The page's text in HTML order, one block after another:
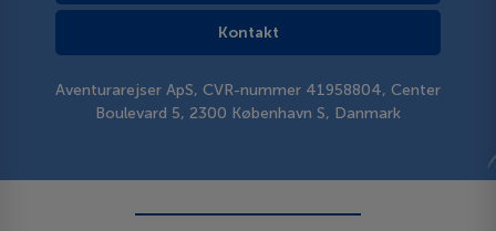
Kontakt
Aventurarejser ApS, CVR-nummer 41958804, Center
Boulevard 5, 2300 København S, Danmark